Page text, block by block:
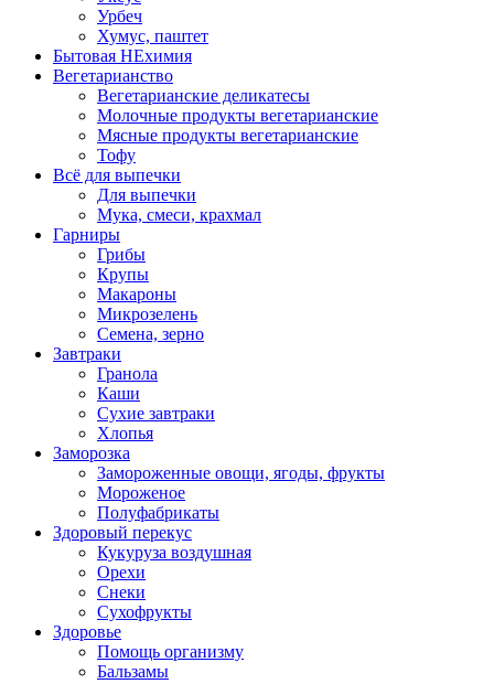
Урбеч
Хумус, паштет
Бытовая НЕхимия
Вегетарианство
Вегетарианские деликатесы
Молочные продукты вегетарианские
Мясные продукты вегетарианские
Тофу
Всё для выпечки
Для выпечки
Мука, смеси, крахмал
Гарниры
Грибы
Крупы
Макароны
Микрозелень
Семена, зерно
Завтраки
Гранола
Каши
Сухие завтраки
Хлопья
Заморозка
Замороженные овощи, ягоды, фрукты
Мороженое
Полуфабрикаты
Здоровый перекус
Кукуруза воздушная
Орехи
Снеки
Сухофрукты
Здоровье
Помощь организму
Бальзамы